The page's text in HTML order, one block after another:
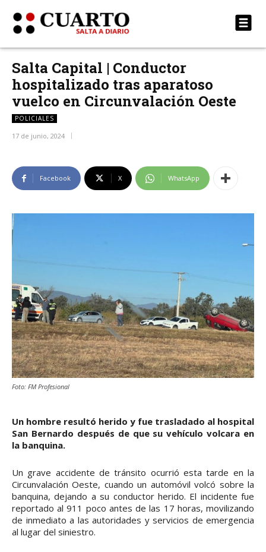
Salta Capital | Conductor
hospitalizado tras aparatoso
vuelco en Circunvalación Oeste
POLICIALES
17 de junio, 2024
Facebook X WhatsApp
Foto: FM Profesional
Un hombre resultó herido y fue trasladado al hospital
San Bernardo después de que su vehículo volcara en
la banquina.
Un grave accidente de tránsito ocurrió esta tarde en la
Circunvalación Oeste, cuando un automóvil volcó sobre la
banquina, dejando a su conductor herido. El incidente fue
reportado al 911 poco antes de las 17 horas, movilizando
de inmediato a las autoridades y servicios de emergencia
al lugar del siniestro.